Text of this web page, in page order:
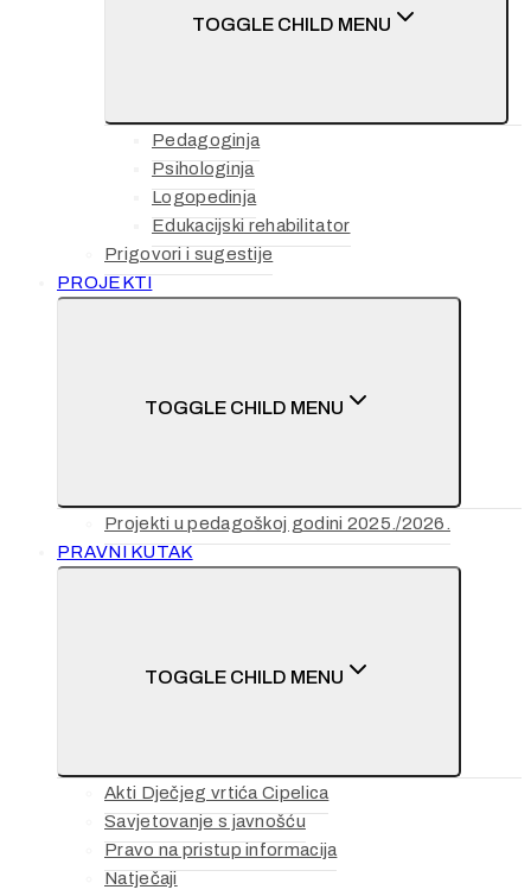
TOGGLE CHILD MENU
Pedagoginja
Psihologinja
Logopedinja
Edukacijski rehabilitator
Prigovori i sugestije
PROJEKTI
TOGGLE CHILD MENU
Projekti u pedagoškoj godini 2025./2026.
PRAVNI KUTAK
TOGGLE CHILD MENU
Akti Dječjeg vrtića Cipelica
Savjetovanje s javnošću
Pravo na pristup informacija
Natječaji